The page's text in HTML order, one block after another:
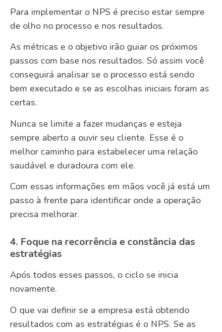
Para implementar o NPS é preciso estar sempre
de olho no processo e nos resultados.
As métricas e o objetivo irão guiar os próximos
passos com base nos resultados. Só assim você
conseguirá analisar se o processo está sendo
bem executado e se as escolhas iniciais foram as
certas.
Nunca se limite a fazer mudanças e esteja
sempre aberto a ouvir seu cliente. Esse é o
melhor caminho para estabelecer uma relação
saudável e duradoura com ele.
Com essas informações em mãos você já está um
passo à frente para identificar onde a operação
precisa melhorar.
4. Foque na recorrência e constância das
estratégias
Após todos esses passos, o ciclo se inicia
novamente.
O que vai definir se a empresa está obtendo
resultados com as estratégias é o NPS. Se as